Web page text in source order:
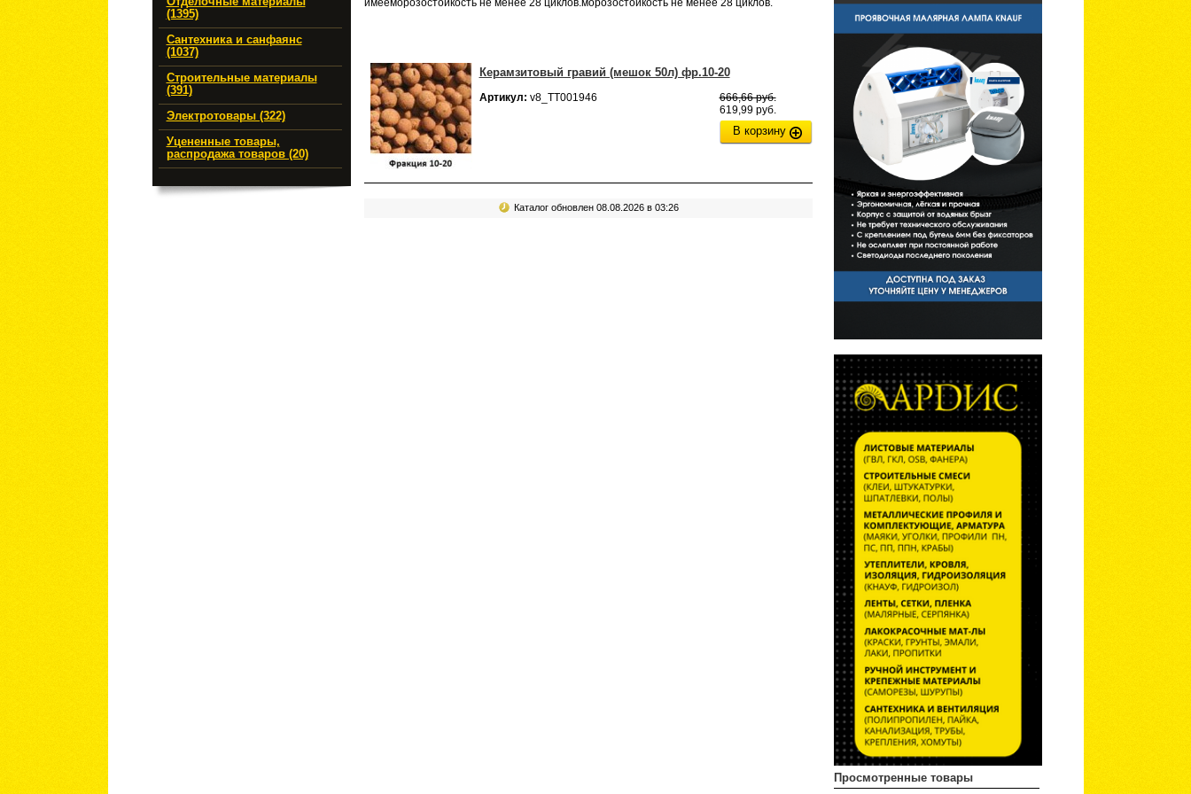
Просмотренные товары
(1395)
Сантехника и санфаянс
(1037)
Строительные материалы
(391)
Электротовары (322)
Уцененные товары,
распродажа товаров (20)
имееморозостойкость не менее 28 циклов.морозостойкость не менее 28 циклов.
Керамзитовый гравий (мешок 50л) фр.10-20
Артикул: v8_ТТ001946
666,66 руб.
619,99 руб.
В корзину
Каталог обновлен 08.08.2026 в 03:26